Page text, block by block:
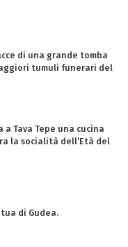
di una grande tomba
tumuli funerari del
a Tava Tepe una cucina
la socialità dell’Età del
di Gudea.